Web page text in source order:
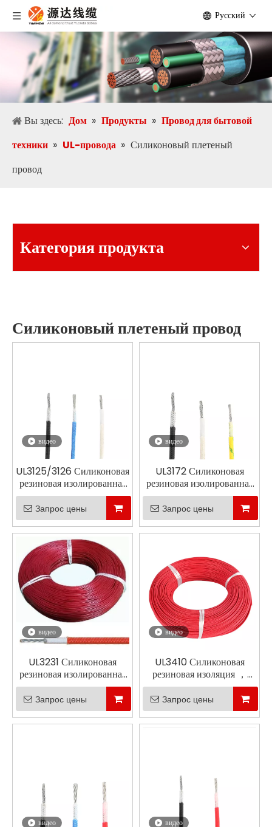
Pусский
Вы здесь: Дом » Продукты » Провод для бытовой
техники » UL-провода » Силиконовый плетеный
провод
Категория продукта
Силиконовый плетеный провод
видео
UL3125/3126 Силиконовая
резиновая изолированная
и плетеная плетена
Запрос цены
видео
UL3172 Силиконовая
резиновая изолированная
и плетеная плетена
Запрос цены
видео
UL3231 Силиконовая
резиновая изолированная
и плетеная плетена
Запрос цены
видео
UL3410 Силиконовая
резиновая изоляция ，
Нейлоновая плетена
Запрос цены
видео видео